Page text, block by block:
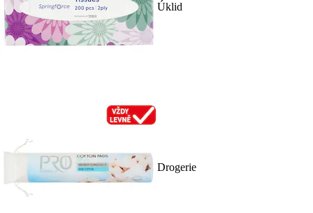
Úklid
Drogerie